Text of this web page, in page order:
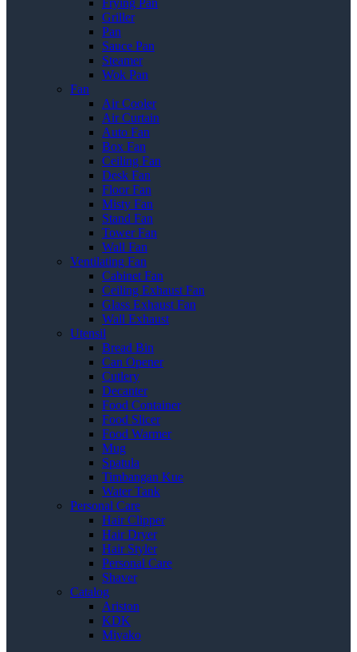
Frying Pan
Griller
Pan
Sauce Pan
Steamer
Wok Pan
Fan
Air Cooler
Air Curtain
Auto Fan
Box Fan
Ceiling Fan
Desk Fan
Floor Fan
Misty Fan
Stand Fan
Tower Fan
Wall Fan
Ventilating Fan
Cabinet Fan
Ceiling Exhaust Fan
Glass Exhaust Fan
Wall Exhaust
Utensil
Bread Bin
Can Opener
Cutlery
Decanter
Food Container
Food Slicer
Food Warmer
Mug
Spatula
Timbangan Kue
Water Tank
Personal Care
Hair Clipper
Hair Dryer
Hair Styler
Personal Care
Shaver
Catalog
Ariston
KDK
Miyako